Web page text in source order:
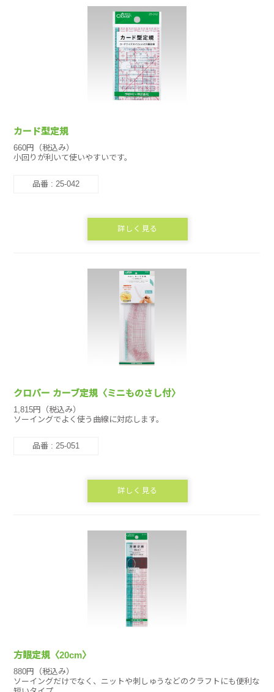
カード型定規
660円（税込み）
小回りが利いて使いやすいです。
品番 : 25-042
詳しく見る
クロバー カーブ定規〈ミニものさし付〉
1,815円（税込み）
ソーイングでよく使う曲線に対応します。
品番 : 25-051
詳しく見る
方眼定規〈20cm〉
880円（税込み）
ソーイングだけでなく、ニットや刺しゅうなどのクラフトにも便利な